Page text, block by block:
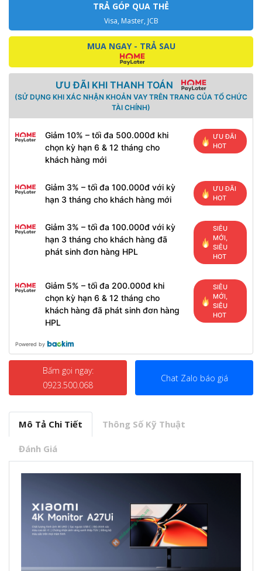
TRẢ GÓP QUA THẺ
Visa, Master, JCB
MUA NGAY - TRẢ SAU
ƯU ĐÃI KHI THANH TOÁN
(SỬ DỤNG KHI XÁC NHẬN KHOẢN VAY TRÊN TRANG CỦA TỔ CHỨC
TÀI CHÍNH)
Giảm 10% – tối đa 500.000đ khi
chọn kỳ hạn 6 & 12 tháng cho
khách hàng mới
ƯU ĐÃI
HOT
Giảm 3% – tối đa 100.000đ với kỳ
hạn 3 tháng cho khách hàng mới
ƯU ĐÃI
HOT
Giảm 3% – tối đa 100.000đ với kỳ
hạn 3 tháng cho khách hàng đã
phát sinh đơn hàng HPL
SIÊU
MỚI,
SIÊU
HOT
Giảm 5% – tối đa 200.000đ khi
chọn kỳ hạn 6 & 12 tháng cho
khách hàng đã phát sinh đơn hàng
HPL
SIÊU
MỚI,
SIÊU
HOT
Powered by
Bấm gọi ngay:
0923.500.068
Chat Zalo báo giá
Mô Tả Chi Tiết Thông Số Kỹ Thuật
Đánh Giá